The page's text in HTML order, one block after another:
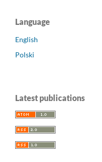
Language
English
Polski
Latest publications